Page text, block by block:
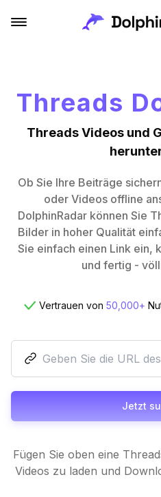
Threads
Threads Videos und
Ob Sie Ihre Beiträge
oder Videos offline
DolphinRadar können Sie
Bilder in hoher Qualität
Sie einfach einen Link ein,
und fertig -
Vertrauen von 50,000+
Jetzt
Fügen Sie oben eine
Videos zu laden und